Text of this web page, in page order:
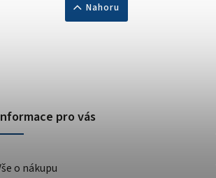
Nahoru
pro vás
o nákupu